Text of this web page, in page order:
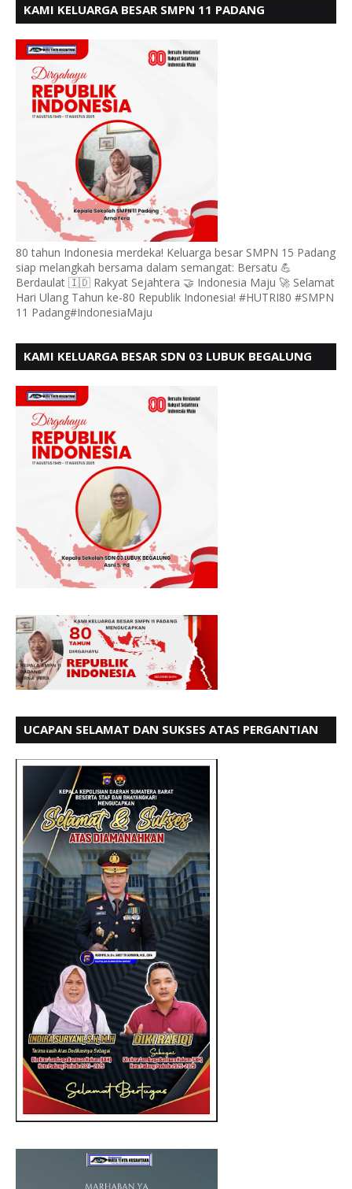
KAMI KELUARGA BESAR SMPN 11 PADANG
BERDAULAT
80 tahun Indonesia merdeka! Keluarga besar SMPN 15 Padang
siap melangkah bersama dalam semangat: Bersatu 💪
Berdaulat 🇮🇩 Rakyat Sejahtera 🤝 Indonesia Maju 🚀 Selamat
Hari Ulang Tahun ke-80 Republik Indonesia! #HUTRI80 #SMPN
11 Padang#IndonesiaMaju
KAMI KELUARGA BESAR SDN 03 LUBUK BEGALUNG
UCAPAN SELAMAT DAN SUKSES ATAS PERGANTIAN